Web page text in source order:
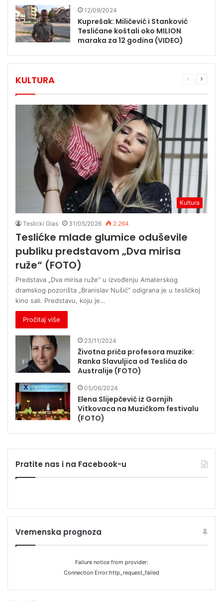
12/09/2024
Kuprešak: Miličević i Stanković
Teslićane koštali oko MILION
maraka za 12 godina (VIDEO)
KULTURA
Prethodna
Kultura
Teslicki Glas 31/05/2026 2.264
Teslićke mlade glumice oduševile
publiku predstavom „Dva mirisa
ruže“ (FOTO)
Predstava „Dva mirisa ruže“ u izvođenju Amaterskog
dramskog pozorišta „Branislav Nušić“ odigrana je u teslićkoj
kino sali. Predstavu, koju je…
Pročitaj više
23/11/2024
Životna priča profesora muzike:
Ranka Slavuljica od Teslića do
Australije (FOTO)
05/06/2024
Elena Slijepčević iz Gornjih
Vitkovaca na Muzičkom festivalu
(FOTO)
Pratite nas i na Facebook-u
Vremenska prognoza
Failure notice from provider:
Connection Error:http_request_failed